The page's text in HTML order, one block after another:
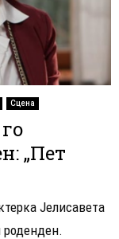
Сцена
„Пет
Јелисавета
роденден.